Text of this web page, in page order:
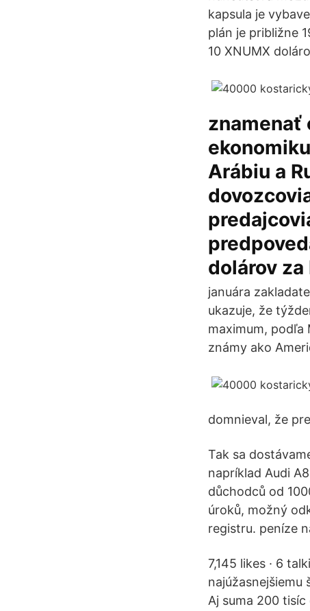
kapsula je
plán je približne
10 XNUMX
znamenať
Arábiu a
dolárov za
januára
ukazuje, že
maximum, podľa
známy ako
domnieval, že
Tak sa
napríklad Audi
důchodců od
úroků, možný
registru. peníze
7,145 likes · 6
Aj suma 200